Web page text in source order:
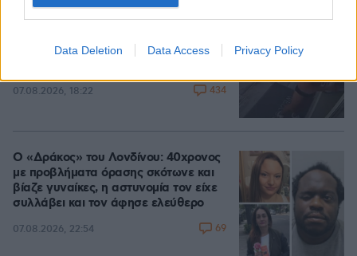
Data Deletion Data Access Privacy Policy
«Πόσα θέλεις για το κορίτσι;»:
να ασελγήσει σε ανήλικη, τι
07.08.2026, 18:22 434
Ο «Δράκος» του Λονδίνου: 40χρονος
με προβλήματα όρασης σκότωνε και
βίαζε γυναίκες, η αστυνομία τον είχε
συλλάβει και τον άφησε ελεύθερο
07.08.2026, 22:54 69